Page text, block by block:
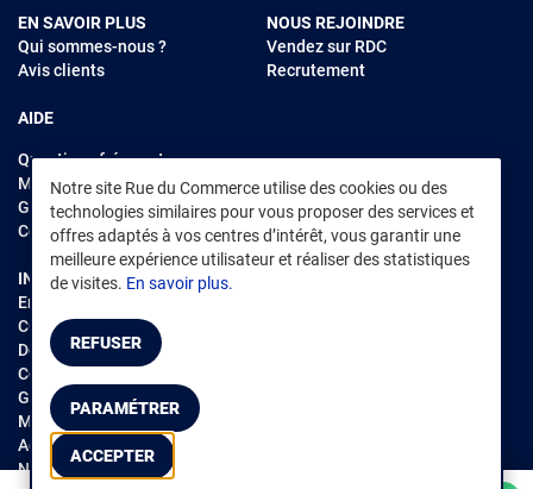
EN SAVOIR PLUS
Qui sommes-nous ?
Avis clients
AIDE
Questions fréquentes
Modes de règlements
Garantie et retours
Contacter Rue du Commerce
NOUS REJOINDRE
Vendez sur RDC
Recrutement
INFORMATIONS LÉGALES
Environnement
CGV /CGU Marketplace
Données personnelles
Cookies
Gérer mes cookies
Mentions légales
Accessibilité : non conforme
Notice d'accessibilité
Notre site Rue du Commerce utilise des cookies ou des
technologies similaires pour vous proposer des services et
offres adaptés à vos centres d’intérêt, vous garantir une
meilleure expérience utilisateur et réaliser des statistiques
de visites. En savoir plus.
REFUSER
PARAMÉTRER
ACCEPTER